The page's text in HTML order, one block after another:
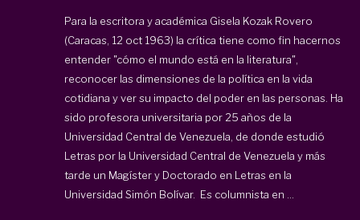
Para la escritora y académica Gisela Kozak Rovero
(Caracas, 12 oct 1963) la crítica tiene como fin hacernos
entender "cómo el mundo está en la literatura",
reconocer las dimensiones de la política en la vida
cotidiana y ver su impacto del poder en las personas. Ha
sido profesora universitaria por 25 años de la
Universidad Central de Venezuela, de donde estudió
Letras por la Universidad Central de Venezuela y más
tarde un Magíster y Doctorado en Letras en la
Universidad Simón Bolívar. Es columnista en ...